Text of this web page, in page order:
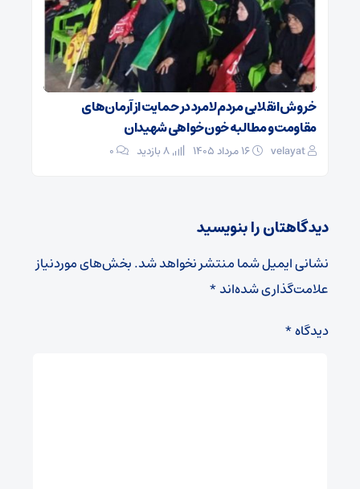
خروش انقلابی مردم لامرد در حمایت از آرمان‌های
مقاومت و مطالبه خون‌خواهی شهیدان
velayat ۰
دیدگاهتان را بنویسید
نشانی ایمیل شما منتشر نخواهد شد.بخش‌های موردنیاز
علامت‌گذاری شده‌اند*
دیدگاه*